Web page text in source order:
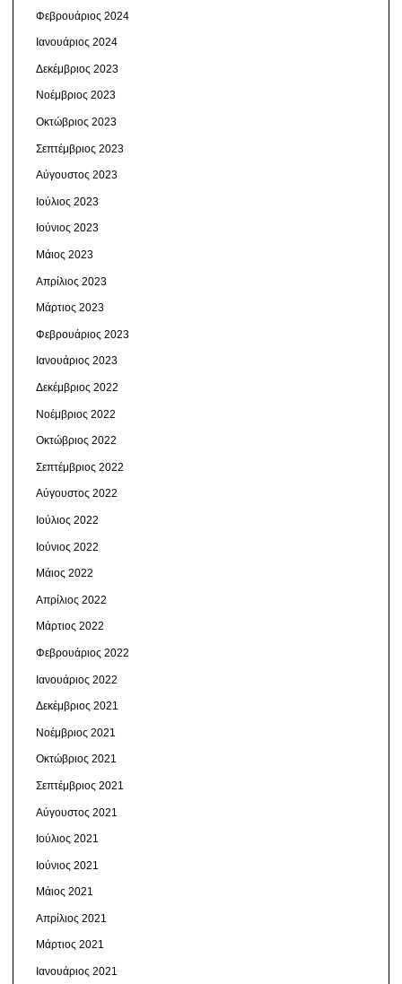
Φεβρουάριος 2024
Ιανουάριος 2024
Δεκέμβριος 2023
Νοέμβριος 2023
Οκτώβριος 2023
Σεπτέμβριος 2023
Αύγουστος 2023
Ιούλιος 2023
Ιούνιος 2023
Μάιος 2023
Απρίλιος 2023
Μάρτιος 2023
Φεβρουάριος 2023
Ιανουάριος 2023
Δεκέμβριος 2022
Νοέμβριος 2022
Οκτώβριος 2022
Σεπτέμβριος 2022
Αύγουστος 2022
Ιούλιος 2022
Ιούνιος 2022
Μάιος 2022
Απρίλιος 2022
Μάρτιος 2022
Φεβρουάριος 2022
Ιανουάριος 2022
Δεκέμβριος 2021
Νοέμβριος 2021
Οκτώβριος 2021
Σεπτέμβριος 2021
Αύγουστος 2021
Ιούλιος 2021
Ιούνιος 2021
Μάιος 2021
Απρίλιος 2021
Μάρτιος 2021
Ιανουάριος 2021